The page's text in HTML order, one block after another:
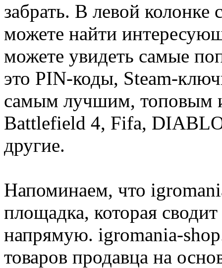
забрать. В левой
можете найти
можете увидеть самые
это PIN-коды, Steam-
самым лучшим, топовым
Battlefield 4, Fifa,
другие.
Напоминаем, что
площадка, которая
напрямую. igromania-
товаров продавца на